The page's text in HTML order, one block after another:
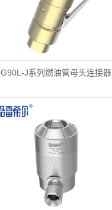
G90L-J系列燃油管母头连接器